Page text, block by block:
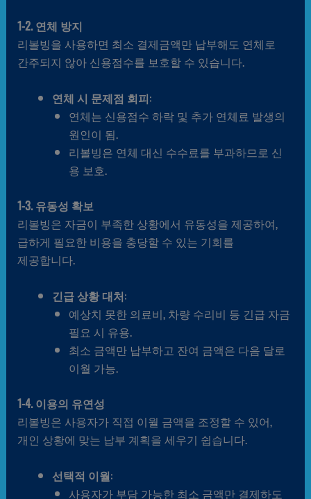
1-2. 연체 방지
리볼빙을 사용하면 최소 결제금액만 납부해도 연체로
간주되지 않아 신용점수를 보호할 수 있습니다.
연체 시 문제점 회피:
연체는 신용점수 하락 및 추가 연체료 발생의
원인이 됨.
리볼빙은 연체 대신 수수료를 부과하므로 신
용 보호.
1-3. 유동성 확보
리볼빙은 자금이 부족한 상황에서 유동성을 제공하여,
급하게 필요한 비용을 충당할 수 있는 기회를
제공합니다.
긴급 상황 대처:
예상치 못한 의료비, 차량 수리비 등 긴급 자금
필요 시 유용.
최소 금액만 납부하고 잔여 금액은 다음 달로
이월 가능.
1-4. 이용의 유연성
리볼빙은 사용자가 직접 이월 금액을 조정할 수 있어,
개인 상황에 맞는 납부 계획을 세우기 쉽습니다.
선택적 이월:
사용자가 부담 가능한 최소 금액만 결제하도